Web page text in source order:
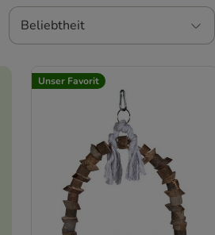
Beliebtheit
Unser Favorit